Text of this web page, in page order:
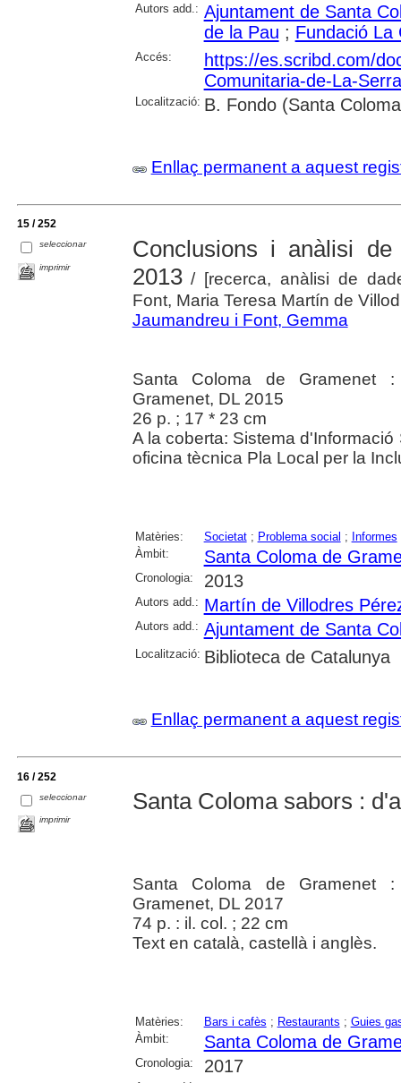
Autors add.: Ajuntament de Santa
de la Pau ; Fundació La
Accés:
https://es.scribd.com/
Comunitaria-de-La-
Localització: B. Fondo (Santa
Enllaç permanent a aquest
15 / 252
seleccionar
imprimir
Conclusions i anàlisi
2013/ [recerca, anàlisi de
Font, Maria Teresa Martín de
Jaumandreu i Font, Gemma
Santa Coloma de Gramenet
Gramenet, DL 2015
26 p. ; 17 * 23 cm
A la coberta: Sistema
oficina tècnica Pla Local per la
Matèries: Societat; Problema social ; Informes
Àmbit:
Santa Coloma de
Cronologia: 2013
Autors add.: Martín de Villodres
Autors add.: Ajuntament de Santa
Localització: Biblioteca de Catalunya
Enllaç permanent a aquest
16 / 252
seleccionar
imprimir
Santa Coloma sabors :
Santa Coloma de Gramenet
Gramenet, DL 2017
74 p. : il. col. ; 22 cm
Text en català, castellà i anglès.
Matèries: Bars i cafès ; Restaurants ; Guies
Àmbit:
Santa Coloma de
Cronologia: 2017